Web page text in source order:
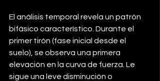
El análisis temporal revela un patrón
bifásico característico. Durante el
primer tirón (fase inicial desde el
suelo), se observa una primera
elevación en la curva de fuerza. Le
sigue una leve disminución o